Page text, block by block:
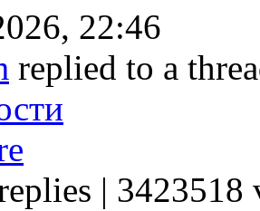
22:46
replied to a
| 3423518